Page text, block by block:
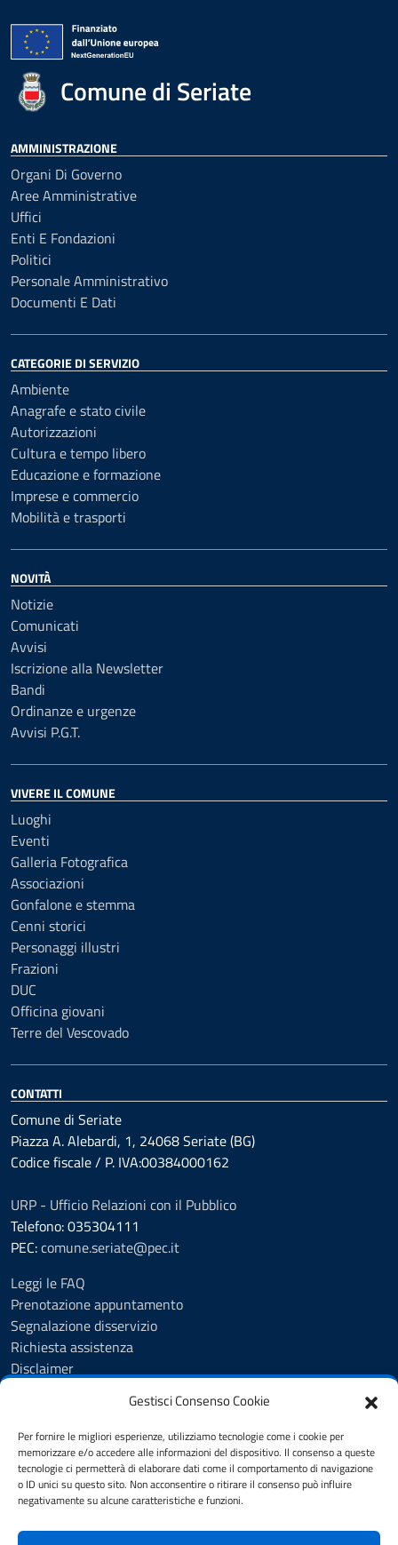
Gestisci Consenso Cookie
Per fornire le migliori esperienze, utilizziamo tecnologie come i cookie per
memorizzare e/o accedere alle informazioni del dispositivo. Il consenso a queste
tecnologie ci permetterà di elaborare dati come il comportamento di navigazione
o ID unici su questo sito. Non acconsentire o ritirare il consenso può influire
negativamente su alcune caratteristiche e funzioni.
Comune di Seriate
AMMINISTRAZIONE
Organi Di Governo
Aree Amministrative
Uffici
Enti E Fondazioni
Politici
Personale Amministrativo
Documenti E Dati
CATEGORIE DI SERVIZIO
Ambiente
Anagrafe e stato civile
Autorizzazioni
Cultura e tempo libero
Educazione e formazione
Imprese e commercio
Mobilità e trasporti
NOVITÀ
Notizie
Comunicati
Avvisi
Iscrizione alla Newsletter
Bandi
Ordinanze e urgenze
Avvisi P.G.T.
VIVERE IL COMUNE
Luoghi
Eventi
Galleria Fotografica
Associazioni
Gonfalone e stemma
Cenni storici
Personaggi illustri
Frazioni
DUC
Officina giovani
Terre del Vescovado
CONTATTI
Comune di Seriate
Piazza A. Alebardi, 1, 24068 Seriate (BG)
Codice fiscale / P. IVA:00384000162
URP - Ufficio Relazioni con il Pubblico
Telefono: 035304111
PEC:comune.seriate@pec.it
Leggi le FAQ
Prenotazione appuntamento
Segnalazione disservizio
Richiesta assistenza
Disclaimer
Cookie Policy
Informativa privacy
Dichiarazione di accessibilità
Note legali